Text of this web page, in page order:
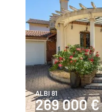
ALBI 81
269 000 €